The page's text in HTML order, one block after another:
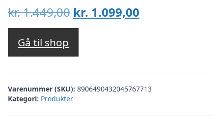
kr.1.449,00 Den
oprindelige
var:
kr. 1.449,00.
kr. 1.099,00
kr. 1.099,00.
Gå til shop
Varenummer (SKU): 8906490432045767713
Kategori: Produkter